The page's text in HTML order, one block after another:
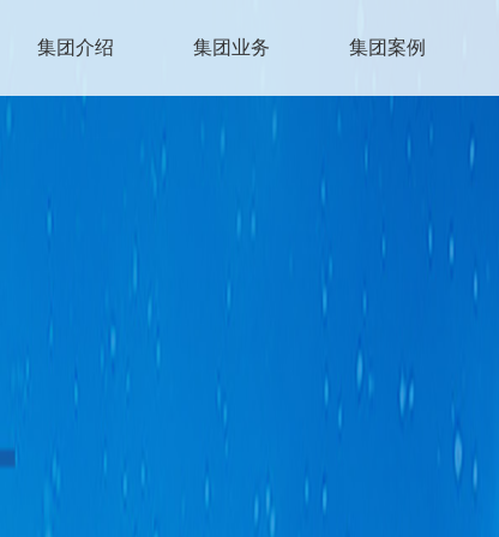
集团介绍 集团业务 集团案例